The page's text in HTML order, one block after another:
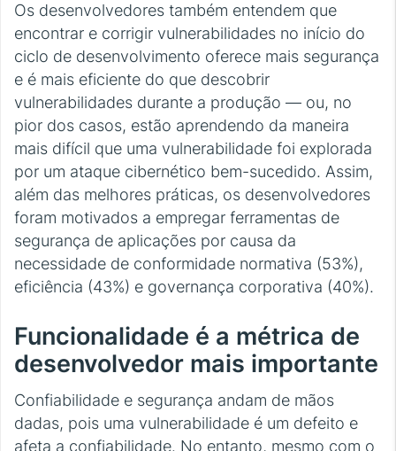
Os desenvolvedores também entendem que
encontrar e corrigir vulnerabilidades no início do
ciclo de desenvolvimento oferece mais segurança
e é mais eficiente do que descobrir
vulnerabilidades durante a produção — ou, no
pior dos casos, estão aprendendo da maneira
mais difícil que uma vulnerabilidade foi explorada
por um ataque cibernético bem-sucedido. Assim,
além das melhores práticas, os desenvolvedores
foram motivados a empregar ferramentas de
segurança de aplicações por causa da
necessidade de conformidade normativa (53%),
eficiência (43%) e governança corporativa (40%).
Funcionalidade é a métrica de
desenvolvedor mais importante
Confiabilidade e segurança andam de mãos
dadas, pois uma vulnerabilidade é um defeito e
afeta a confiabilidade. No entanto, mesmo com o